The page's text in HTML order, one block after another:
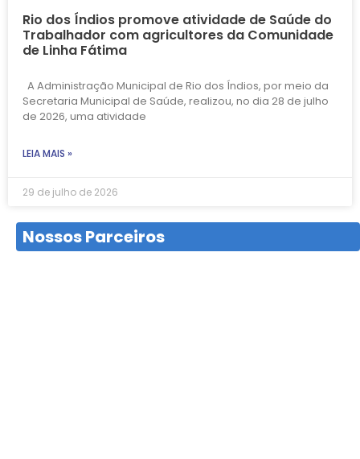
Rio dos Índios promove atividade de Saúde do
Trabalhador com agricultores da Comunidade
de Linha Fátima
A Administração Municipal de Rio dos Índios, por meio da
Secretaria Municipal de Saúde, realizou, no dia 28 de julho
de 2026, uma atividade
LEIA MAIS »
29 de julho de 2026
Nossos Parceiros